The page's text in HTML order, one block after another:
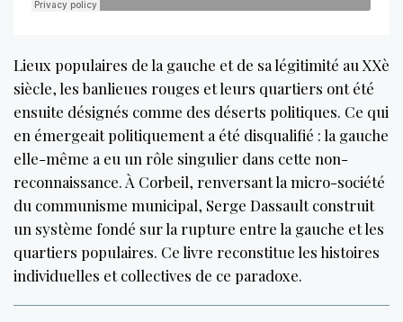
Lieux populaires de la gauche et de sa légitimité au XXè
siècle, les banlieues rouges et leurs quartiers ont été
ensuite désignés comme des déserts politiques. Ce qui
en émergeait politiquement a été disqualifié : la gauche
elle-même a eu un rôle singulier dans cette non-
reconnaissance. À Corbeil, renversant la micro-société
du communisme municipal, Serge Dassault construit
un système fondé sur la rupture entre la gauche et les
quartiers populaires. Ce livre reconstitue les histoires
individuelles et collectives de ce paradoxe.